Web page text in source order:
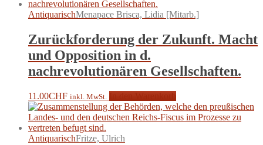
AntiquarischMenapace Brisca, Lidia [Mitarb.]
Zurückforderung der Zukunft. Macht
und Opposition in d.
nachrevolutionären Gesellschaften.
11.00CHF inkl. MwSt.
AntiquarischFritze, Ulrich